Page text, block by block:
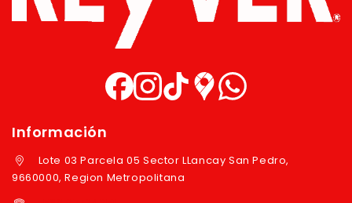
Información
Lote 03 Parcela 05 Sector LLancay San Pedro,
9660000, Region Metropolitana